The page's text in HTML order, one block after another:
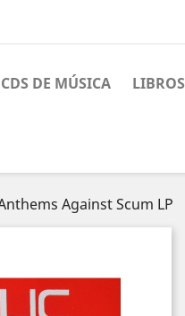
CDS DE MÚSICA LIBROS
Against Scum LP